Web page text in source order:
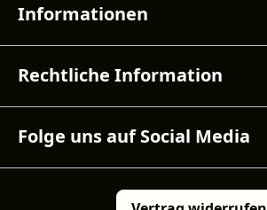
Informationen
Rechtliche Information
Folge uns auf Social Media